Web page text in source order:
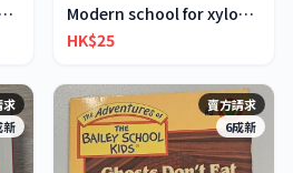
All The Wrong Questions 2: "When Did You See Her L
Modern school for xylophone marimba vibraphone
HK$25
求
新
賣方請求
6成新